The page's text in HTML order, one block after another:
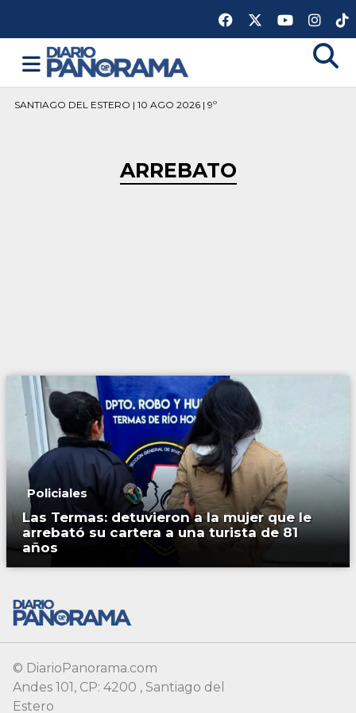
SANTIAGO DEL ESTERO | 10 AGO 2026 | 9º
ARREBATO
Policiales
Las Termas: detuvieron a la mujer que le
arrebató su cartera a una turista de 81
años
© DiarioPanorama.com
Andes 101, CP: 4200 , Santiago del
Estero